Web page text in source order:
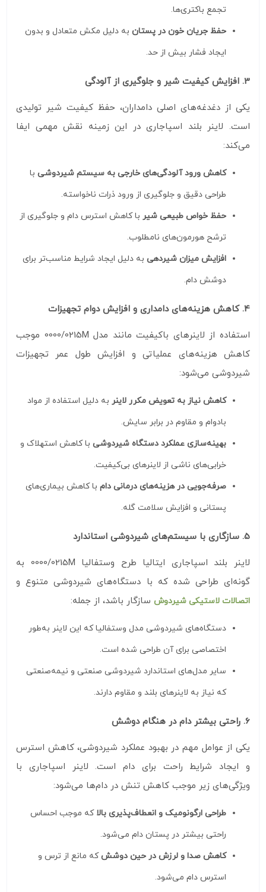
تجمع باکتری‌ها.
حفظ جریان خون در پستان به دلیل مکش متعادل و بدون
ایجاد فشار بیش از حد.
3. افزایش کیفیت شیر و جلوگیری از آلودگی
یکی از دغدغه‌های اصلی دامداران، حفظ کیفیت شیر تولیدی
است. لاینر بلند اسپاجاری در این زمینه نقش مهمی ایفا
می‌کند:
کاهش ورود آلودگی‌های خارجی به سیستم شیردوشی با
طراحی دقیق و جلوگیری از ورود ذرات ناخواسته.
حفظ خواص طبیعی شیر با کاهش استرس دام و جلوگیری از
ترشح هورمون‌های نامطلوب.
افزایش میزان شیردهی به دلیل ایجاد شرایط مناسب‌تر برای
دوشش دام.
4. کاهش هزینه‌های دامداری و افزایش دوام تجهیزات
استفاده از لاینرهای باکیفیت مانند مدل 0000/0215M موجب
کاهش هزینه‌های عملیاتی و افزایش طول عمر تجهیزات
شیردوشی می‌شود:
کاهش نیاز به تعویض مکرر لاینر به دلیل استفاده از مواد
بادوام و مقاوم در برابر سایش.
بهینه‌سازی عملکرد دستگاه شیردوشی با کاهش استهلاک و
خرابی‌های ناشی از لاینرهای بی‌کیفیت.
صرفه‌جویی در هزینه‌های درمانی دام با کاهش بیماری‌های
پستانی و افزایش سلامت گله.
5. سازگاری با سیستم‌های شیردوشی استاندارد
لاینر بلند اسپاجاری ایتالیا طرح وستفالیا 0000/0215M به
گونه‌ای طراحی شده که با دستگاه‌های شیردوشی متنوع و
اتصالات لاستیکی شیردوش سازگار باشد، از جمله:
دستگاه‌های شیردوشی مدل وستفالیا که این لاینر به‌طور
اختصاصی برای آن طراحی شده است.
سایر مدل‌های استاندارد شیردوشی صنعتی و نیمه‌صنعتی
که نیاز به لاینرهای بلند و مقاوم دارند.
6. راحتی بیشتر دام در هنگام دوشش
یکی از عوامل مهم در بهبود عملکرد شیردوشی، کاهش استرس
و ایجاد شرایط راحت برای دام است. لاینر اسپاجاری با
ویژگی‌های زیر موجب کاهش تنش در دام‌ها می‌شود:
طراحی ارگونومیک و انعطاف‌پذیری بالا که موجب احساس
راحتی بیشتر در پستان دام می‌شود.
کاهش صدا و لرزش در حین دوششکه مانع از ترس و
استرس دام می‌شود.